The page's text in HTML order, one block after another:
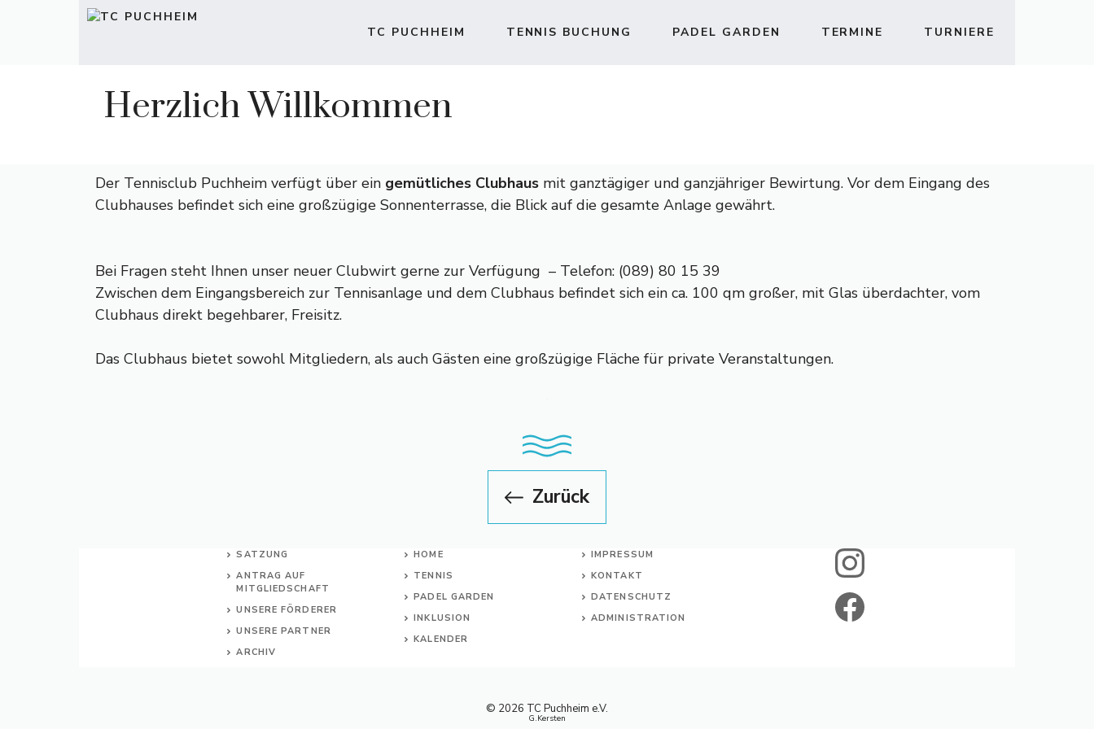
TC PUCHHEIM TENNIS BUCHUNG PADEL GARDEN TERMINE TURNIERE
Herzlich Willkommen
Der Tennisclub Puchheim verfügt über ein gemütliches Clubhaus mit ganztägiger und ganzjähriger Bewirtung. Vor dem Eingang des
Clubhauses befindet sich eine großzügige Sonnenterrasse, die Blick auf die gesamte Anlage gewährt.
Bei Fragen steht Ihnen unser neuer Clubwirt gerne zur Verfügung – Telefon: (089) 80 15 39
Zwischen dem Eingangsbereich zur Tennisanlage und dem Clubhaus befindet sich ein ca. 100 qm großer, mit Glas überdachter, vom
Clubhaus direkt begehbarer, Freisitz.
Das Clubhaus bietet sowohl Mitgliedern, als auch Gästen eine großzügige Fläche für private Veranstaltungen.
Zurück
SATZUNG
ANTRAG AUF
MITGLIEDSCHAFT
UNSERE FÖRDERER
UNSERE PARTNER
ARCHIV
HOME
TENNIS
PADEL GARDEN
INKLUSION
KALENDER
IMPRESSUM
KONTAKT
DATENSCHUTZ
ADMINISTRATION
© 2026 TC Puchheim e.V.
G.Kersten